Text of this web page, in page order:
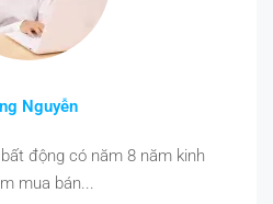
Nguyễn
động có năm 8 năm kinh
mua bán...